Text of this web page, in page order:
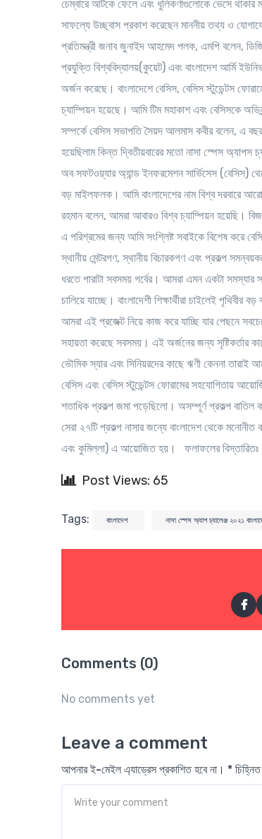
চেম্বারে আটকে ফেলে এবং ধুলিকণাগুলোকে ভেসে থাকার
সাফল্যে উচ্ছ্বাস প্রকাশ করেছেন মাননীয় তথ্য ও
প্রতিমন্ত্রী জনাব জুনাইদ আহমেদ পলক, এমপি বলেন,
প্রযুক্তি বিশ্ববিদ্যালয়(কুয়েট) এবং বাংলাদেশ আর্মি
অর্জন করেছে। বাংলাদেশে বেসিস, বেসিস স্টুডেন্টস
চ্যাম্পিয়ন হয়েছে। আমি টিম মহাকাশ এবং বেসিসকে
সম্পর্কে বেসিস সভাপতি সৈয়দ আলমাস কবীর বলেন, এ
হয়েছিলাম কিন্ত দ্বিতীয়বারের মতো নাসা স্পেস অ্যাপস
অব সফটওয়্যার অ্যান্ড ইনফরমেশন সার্ভিসেস (বেসিস)
বড় মাইলফলক। আমি বাংলাদেশের নাম বিশ্ব দরবারে
রহমান বলেন, আমরা আবারও বিশ্ব চ্যাম্পিয়ন হয়েছি।
এ পরিশ্রমের জন্য আমি সংশ্লিষ্ট সবাইকে বিশেষ করে
স্থানীয় মেন্টরগণ, স্থানীয় বিচারকগণ এবং প্রকল্প
ধরতে পারাটা সবসময় গর্বের। আমরা এমন একটা সমস্যার
চালিয়ে যাচ্ছে। বাংলাদেশী শিক্ষার্থীরা চাইলেই
আমরা এই প্রজেক্ট নিয়ে কাজ করে যাচ্ছি যার পেছনে
সহায়তা করেছে সবসময়। এই অর্জনের জন্য সৃষ্টিকর্তার
ভৌমিক স্যার এবং সিনিয়রদের কাছে ঋণী কেননা তারাই
বেসিস এবং বেসিস স্টুডেন্টস ফোরামের সহযোগিতায়
শতাধিক প্রকল্প জমা পড়েছিলো। অসম্পূর্ণ প্রকল্প বাতিল
সেরা ২৭টি প্রকল্প নাসার জন্যে বাংলাদেশ থেকে মনোনীত
এবং কুমিল্লা) এ আয়োজিত হয়।
ফলাফলের বিস্তারিতঃ
Post Views: 65
Tags: বাংলাদেশ নাসা স্পেস অ্যাপ চ্যালেঞ্জ ২০২১
Comments (0)
No comments yet
Leave a comment
আপনার ই-মেইল এ্যাড্রেস প্রকাশিত হবে না। *